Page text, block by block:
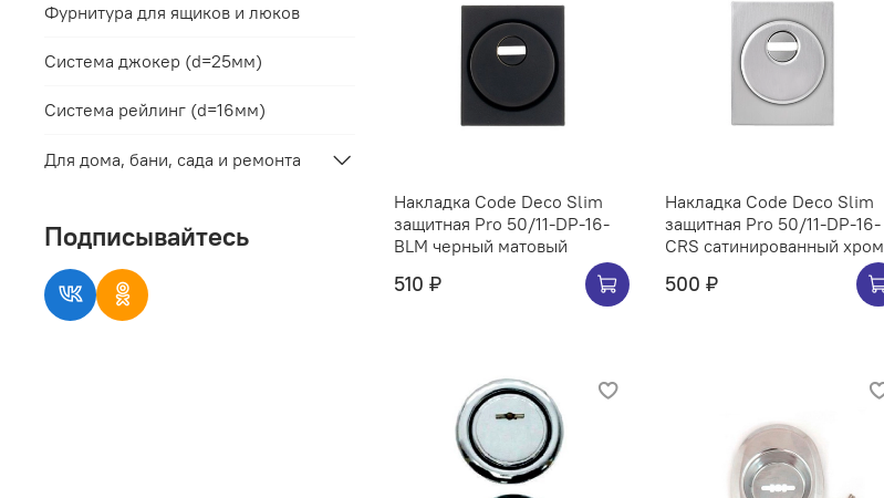
Накладка Code Deco Slim
защитная Pro 50/11-DP-16-
BLM черный матовый
510 ₽
Накладка Code Deco Slim
защитная Pro 50/11-DP-16-
CRS сатинированный хром
500 ₽
Фурнитура для ящиков и люков
Система джокер (d=25мм)
Система рейлинг (d=16мм)
Для дома, бани, сада и ремонта
Подписывайтесь